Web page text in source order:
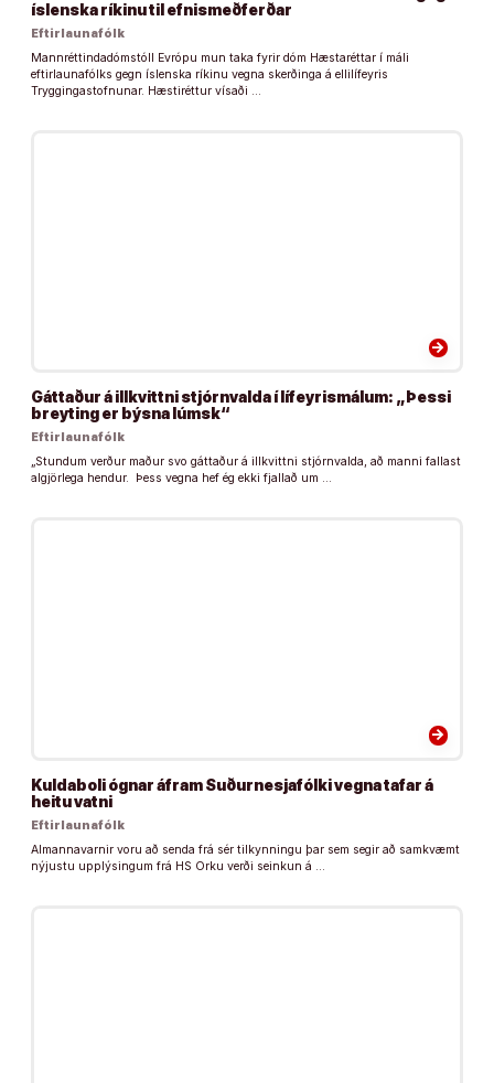
íslenska ríkinu til efnismeðferðar
Eftirlaunafólk
Mannréttindadómstóll Evrópu mun taka fyrir dóm Hæstaréttar í máli
eftirlaunafólks gegn íslenska ríkinu vegna skerðinga á ellilífeyris
Tryggingastofnunar. Hæstiréttur vísaði …
arrow_forward
Gáttaður á illkvittni stjórnvalda í lífeyrismálum: „Þessi
breyting er býsna lúmsk“
Eftirlaunafólk
„Stundum verður maður svo gáttaður á illkvittni stjórnvalda, að manni fallast
algjörlega hendur. Þess vegna hef ég ekki fjallað um …
arrow_forward
Kuldaboli ógnar áfram Suðurnesjafólki vegna tafar á
heitu vatni
Eftirlaunafólk
Almannavarnir voru að senda frá sér tilkynningu þar sem segir að samkvæmt
nýjustu upplýsingum frá HS Orku verði seinkun á …